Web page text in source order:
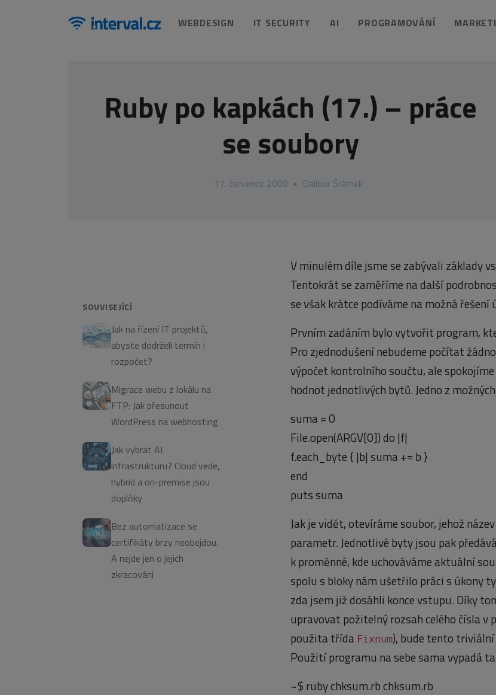
WEBDESIGN IT SECURITY AI PROGRAMOVÁNÍ
Ruby po kapkách (17.) – práce
se soubory
17. července 2009 • Dalibor Šrámek
SOUVISEJÍCÍ
Jak na řízení IT projektů,
abyste dodrželi termín i
rozpočet?
Migrace webu z lokálu na
FTP: Jak přesunout
WordPress na webhosting
Jak vybrat AI
infrastrukturu? Cloud vede,
hybrid a on-premise jsou
doplňky
Bez automatizace se
certifikáty brzy neobejdou.
A nejde jen o jejich
zkracování
V minulém díle jsme se zabývali základy
Tentokrát se zaměříme na další
se však krátce podíváme na možná
Prvním zadáním bylo vytvořit program,
Pro zjednodušení nebudeme počítat
výpočet kontrolního součtu, ale
hodnot jednotlivých bytů. Jedno z
suma = 0
File.open(ARGV[0]) do |f|
f.each_byte { |b| suma += b }
end
puts suma
Jak je vidět, otevíráme soubor, jehož
parametr. Jednotlivé byty jsou pak
k proměnné, kde uchováváme aktuální
spolu s bloky nám ušetřilo práci s úkony
zda jsem již dosáhli konce vstupu. Díky
upravovat požitelný rozsah celého čísla v
použita třída Fixnum), bude tento
Použití programu na sebe sama vypadá
~$ ruby chksum.rb chksum.rb